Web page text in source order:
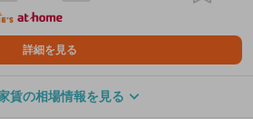
詳細を見る
賃の相場情報を見る